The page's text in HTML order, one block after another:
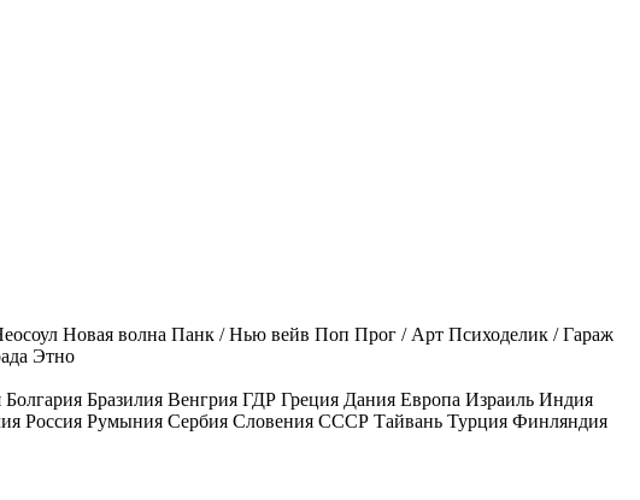
Новая волна Панк / Нью вейв Поп Прог / Арт Психоделик / Гараж
Этно
Болгария Бразилия Венгрия ГДР Греция Дания Европа Израиль Индия
Россия Румыния Сербия Словения СССР Тайвань Турция Финляндия